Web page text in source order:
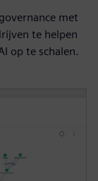
met
te helpen
op te schalen.